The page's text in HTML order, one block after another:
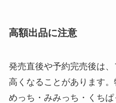
高額出品に注意
発売直後や予約完売後は
高くなることがあります
めっち・みみっち・くち